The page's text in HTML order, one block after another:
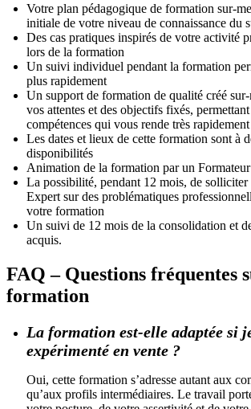
Votre plan pédagogique de formation sur-
initiale de votre niveau de connaissance du
Des cas pratiques inspirés de votre activité
lors de la formation
Un suivi individuel pendant la formation
plus rapidement
Un support de formation de qualité créé
vos attentes et des objectifs fixés,
compétences qui vous rende très
Les dates et lieux de cette formation sont à
disponibilités
Animation de la formation par un
La possibilité, pendant 12 mois, de
Expert sur des problématiques
votre formation
Un suivi de 12 mois de la consolidation et
acquis.
FAQ – Questions fréquentes
formation
La formation est-elle adaptée si
expérimenté en vente ?
Oui, cette formation s’adresse autant aux
qu’aux profils intermédiaires. Le travail